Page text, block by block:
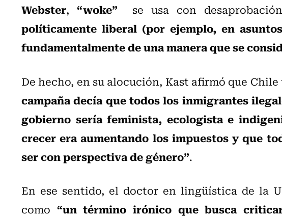
Webster, “woke” se usa con
políticamente liberal (por ejemplo, en
fundamentalmente de una manera que se
De hecho, en su alocución, Kast afirmó que
campaña decía que todos los inmigrantes
gobierno sería feminista, ecologista e
crecer era aumentando los impuestos y que
ser con perspectiva de género”.
En ese sentido, el doctor en lingüística de la
como “un término irónico que busca